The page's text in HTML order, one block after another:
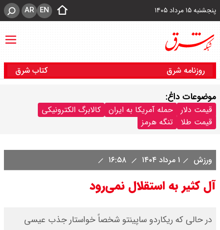
پنجشنبه ۱۵ مرداد ۱۴۰۵ EN
AR
روزنامه شرق کتاب شرق
موضوعات داغ:
قیمت دلار حمله آمریکا به ایران
کالابرگ الکترونیکی
قیمت طلا
تنگه هرمز
ورزش ۱ مرداد ۱۴۰۴
آل کثیر به استقلال نمی‌رود
در حالی که ریکاردو ساپینتو شخصاً خواستار جذب عیسی